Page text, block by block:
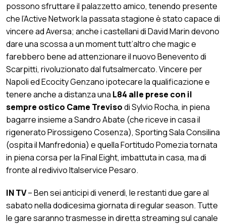
possono sfruttare il palazzetto amico, tenendo presente
che l’Active Network la passata stagione è stato capace di
vincere ad Aversa; anche i castellani di David Marin devono
dare una scossa a un moment tutt’altro che magic e
farebbero bene ad attenzionare il nuovo Benevento di
Scarpitti, rivoluzionato dal futsalmercato. Vincere per
Napoli ed Ecocity Genzano ipotecare la qualificazione e
tenere anche a distanza una L84 alle prese con il
sempre ostico Came Trevisodi Sylvio Rocha, in piena
bagarre insieme a Sandro Abate (che riceve in casa il
rigenerato Pirossigeno Cosenza), Sporting Sala Consilina
(ospita il Manfredonia) e quella Fortitudo Pomezia tornata
in piena corsa per la Final Eight, imbattuta in casa, ma di
fronte al redivivo Italservice Pesaro.
IN TV– Ben sei anticipi di venerdì, le restanti due gare al
sabato nella dodicesima giornata di regular season. Tutte
le gare saranno trasmesse in diretta streaming sul canale